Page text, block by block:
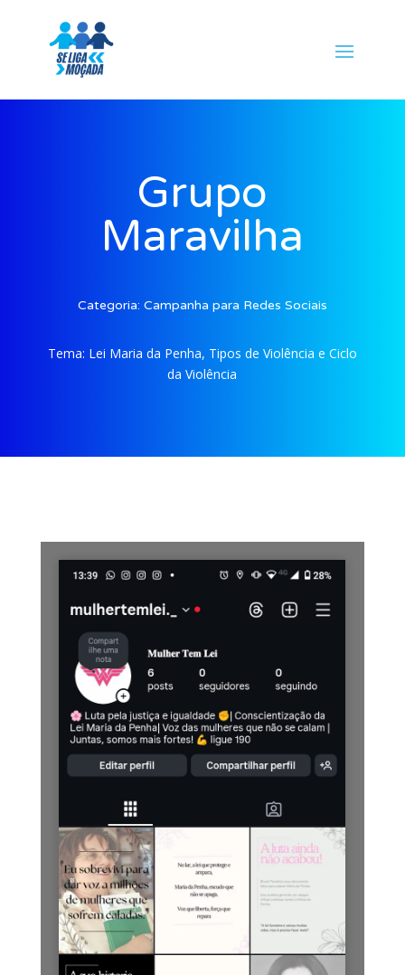
Grupo
Maravilha
Categoria: Campanha para Redes Sociais
Tema: Lei Maria da Penha, Tipos de Violência e Ciclo
da Violência